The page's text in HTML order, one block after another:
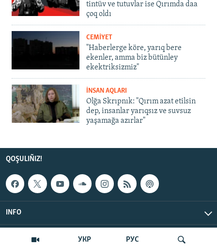
УКР РУС
tintüv ve tutuvlar ise Qırımda daa
çoq oldı
CEMİYET
"Haberlerge köre, yarıq bere
ekenler, amma biz bütünley
ekektriksizmiz"
İNSAN AQLARI
Olğa Skrıpnık: "Qırım azat etilsin
dep, insanlar yarıqsız ve suvsuz
yaşamağa azırlar"
QOŞULIÑIZ!
INFO
© Qırım.Aqiqat, 2026 | All Rights Reserved.